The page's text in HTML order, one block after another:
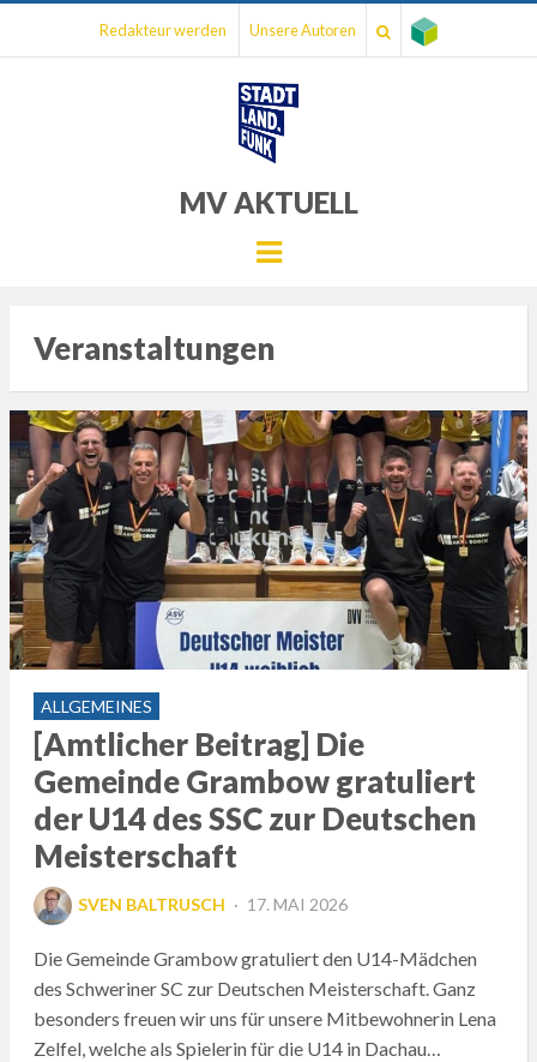
Redakteur werden Unsere Autoren
MV AKTUELL
Menu
Veranstaltungen
ALLGEMEINES
[Amtlicher Beitrag] Die
Gemeinde Grambow gratuliert
der U14 des SSC zur Deutschen
Meisterschaft
SVEN BALTRUSCH
POSTED
17. MAI 2026
Die Gemeinde Grambow gratuliert den U14-Mädchen
des Schweriner SC zur Deutschen Meisterschaft. Ganz
besonders freuen wir uns für unsere Mitbewohnerin Lena
Zelfel, welche als Spielerin für die U14 in Dachau…